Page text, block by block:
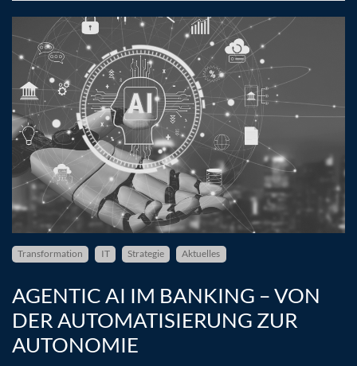
Transformation IT Strategie Aktuelles
AGENTIC AI IM BANKING – VON
DER AUTOMATISIERUNG ZUR
AUTONOMIE